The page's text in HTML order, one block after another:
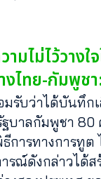
มไม่ไว้วางใ
งไทย-กัมพูชา:
มรับว่าได้บันทึก
ฐบาลกัมพูชา 80
การทางการทูต
รณ์ดังกล่าวได้ส